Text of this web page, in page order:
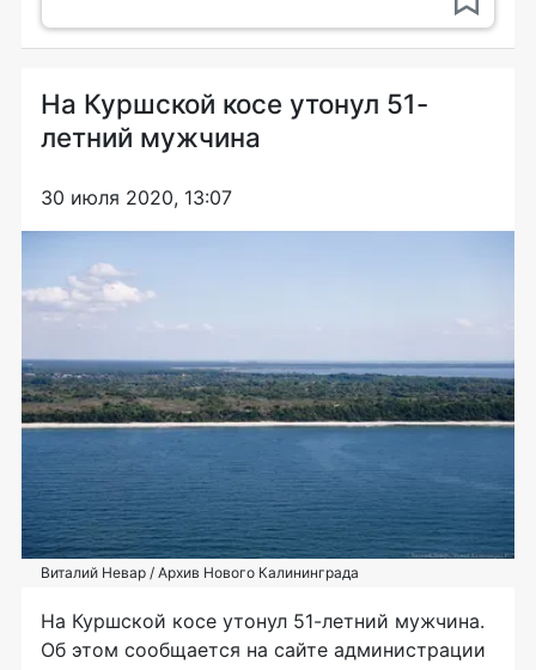
На Куршской косе утонул 51-
летний мужчина
30 июля 2020, 13:07
Виталий Невар / Архив Нового Калининграда
На Куршской косе утонул 51-летний мужчина.
Об этом сообщается на сайте администрации